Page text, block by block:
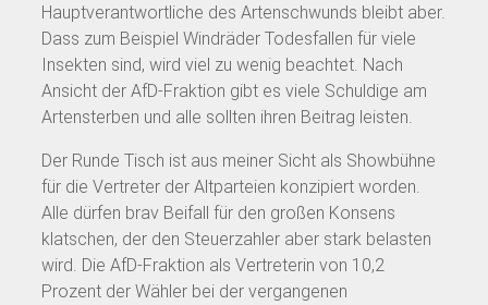
Hauptverantwortliche des Artenschwunds bleibt aber.
Dass zum Beispiel Windräder Todesfallen für viele
Insekten sind, wird viel zu wenig beachtet. Nach
Ansicht der AfD-Fraktion gibt es viele Schuldige am
Artensterben und alle sollten ihren Beitrag leisten.
Der Runde Tisch ist aus meiner Sicht als Showbühne
für die Vertreter der Altparteien konzipiert worden.
Alle dürfen brav Beifall für den großen Konsens
klatschen, der den Steuerzahler aber stark belasten
wird. Die AfD-Fraktion als Vertreterin von 10,2
Prozent der Wähler bei der vergangenen